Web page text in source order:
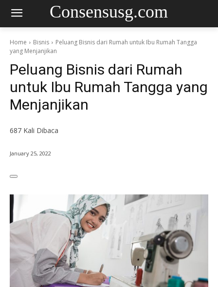
Consensusg.com
Home Bisnis
Peluang Bisnis dari Rumah untuk Ibu Rumah Tangga
yang Menjanjikan
Peluang Bisnis dari Rumah
untuk Ibu Rumah Tangga yang
Menjanjikan
687 Kali Dibaca
January 25, 2022